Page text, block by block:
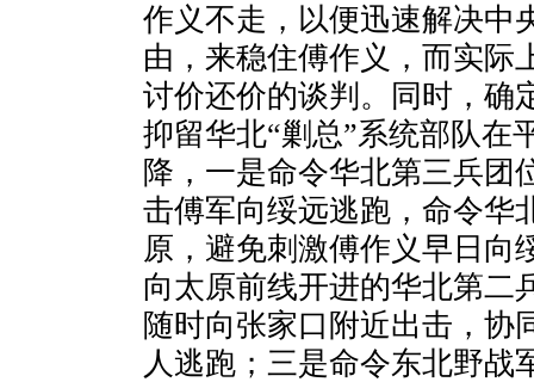
作义不走，以便迅速解决中
由，来稳住傅作义，而实际
讨价还价的谈判。同时，确
抑留华北“剿总”系统部队在
降，一是命令华北第三兵团
击傅军向绥远逃跑，命令华
原，避免刺激傅作义早日向
向太原前线开进的华北第二
随时向张家口附近出击，协
人逃跑；三是命令东北野战